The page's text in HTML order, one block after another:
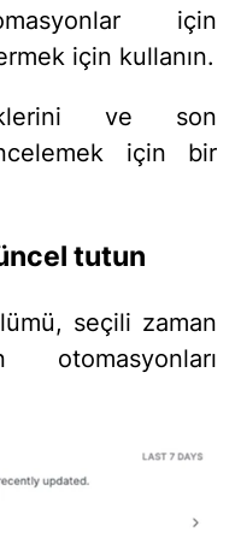
için
için kullanın.
ve son
için bir
tutun
seçili zaman
otomasyonları